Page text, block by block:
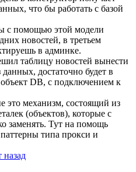
что бы работать с базой
с помощью этой модели
новостей, в третьем
в админке.
таблицу новостей вынести
достаточно будет в
DB, с подключением к
это механизм, состоящий из
(объектов), которые с
заменять. Тут на помощь
типа прокси и
назад